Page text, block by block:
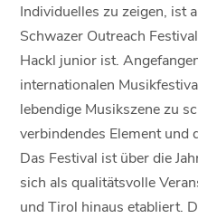
Individuelles zu zeigen, ist
Schwazer Outreach
Hackl junior ist.
internationalen
lebendige Musikszene zu
verbindendes Element und
Das Festival ist über die
sich als qualitätsvolle
und Tirol hinaus etabliert.